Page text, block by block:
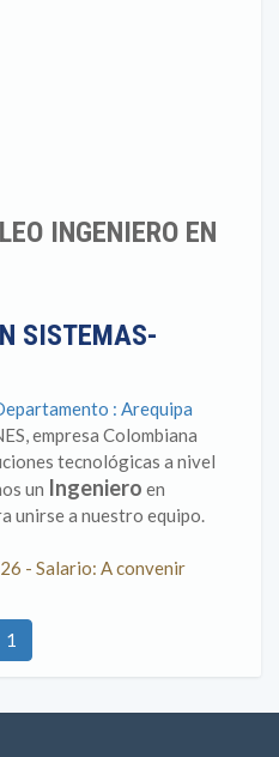
INGENIERO EN
SISTEMAS-
: Arequipa
empresa Colombiana
tecnológicas a nivel
un Ingeniero en
unirse a nuestro equipo.
- Salario: A convenir
1